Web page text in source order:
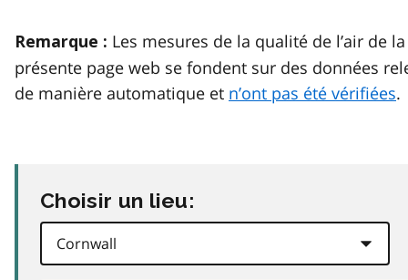
Remarque : Les mesures de la qualité de l’air de la
présente page web se fondent sur des données
de manière automatique et n’ont pas été vérifiées.
Choisir un lieu: